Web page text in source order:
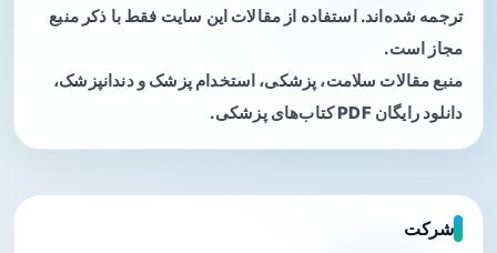
ترجمه شده‌اند. استفاده از مقالات این سایت فقط با ذکر منبع
مجاز است.
منبع مقالات سلامت، پزشکی، استخدام پزشک و دندانپزشک،
دانلود رایگان PDF کتاب‌های پزشکی.
شرکت